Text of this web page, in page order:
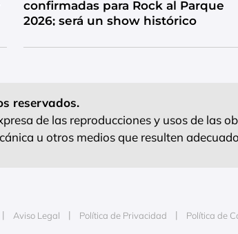
confirmadas para Rock al Parque
2026; será un show histórico
reservados.
de las reproducciones y usos de las
u otros medios que resulten
Aviso Legal Política de Privacidad Política de